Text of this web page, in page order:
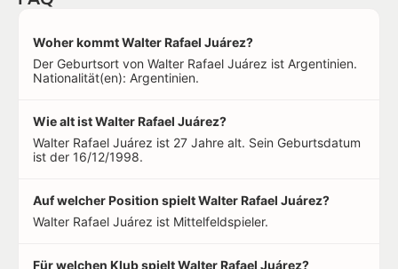
Woher kommt Walter Rafael Juárez?
Der Geburtsort von Walter Rafael Juárez ist Argentinien.
Nationalität(en): Argentinien.
Wie alt ist Walter Rafael Juárez?
Walter Rafael Juárez ist 27 Jahre alt. Sein Geburtsdatum
ist der 16/12/1998.
Auf welcher Position spielt Walter Rafael Juárez?
Walter Rafael Juárez ist Mittelfeldspieler.
Für welchen Klub spielt Walter Rafael Juárez?